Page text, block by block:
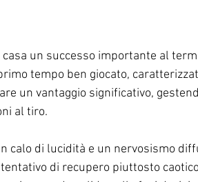
un successo importante al
tempo ben giocato,
un vantaggio significativo,
al tiro.
calo di lucidità e un nervosismo
di recupero piuttosto